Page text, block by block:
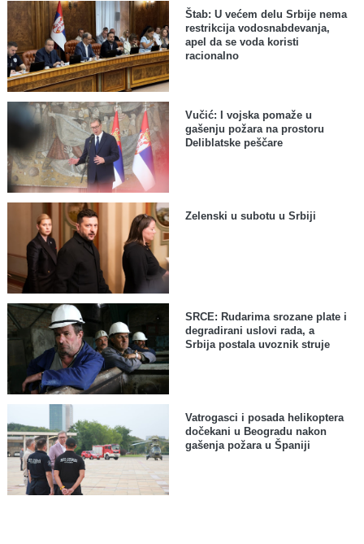
Štab: U većem delu Srbije nema
restrikcija vodosnabdevanja,
apel da se voda koristi
racionalno
Vučić: I vojska pomaže u
gašenju požara na prostoru
Deliblatske peščare
Zelenski u subotu u Srbiji
SRCE: Rudarima srozane plate i
degradirani uslovi rada, a
Srbija postala uvoznik struje
Vatrogasci i posada helikoptera
dočekani u Beogradu nakon
gašenja požara u Španiji